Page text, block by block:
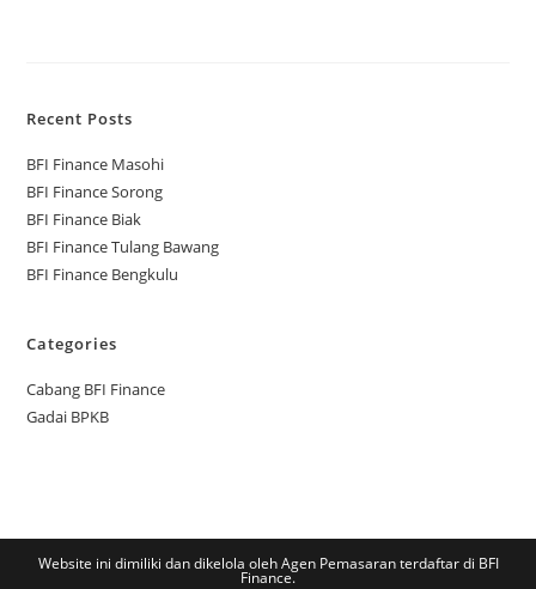
Recent Posts
BFI Finance Masohi
BFI Finance Sorong
BFI Finance Biak
BFI Finance Tulang Bawang
BFI Finance Bengkulu
Categories
Cabang BFI Finance
Gadai BPKB
Website ini dimiliki dan dikelola oleh Agen Pemasaran terdaftar di BFI
Finance.